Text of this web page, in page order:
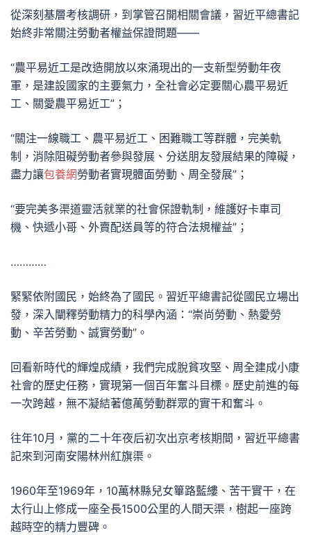
從深刻基層考核調研，到掌管召開相關會議，習近平總書記
始終非常關注勞動者權益保證問題——
“農平易近工是改造開放以來涌現出的一支新型勞動年夜
軍，是建設國家的主要氣力，全社會必定要關心農平易近
工、關愛農平易近工”；
“關注一線職工、農平易近工、困難職工等群體，完美軌
制，消除阻礙勞動者參與發展、分送朋友發展結果的障礙，
盡力讓包養網勞動者實現體面勞動、周全發展”；
“要完美多渠道靈活就業的社會保證軌制，維護好卡車司
機、快遞小哥、外賣配送員等的符合法規權益”；
…………
緊緊依附國民，始終為了國民。習近平總書記從國民立場出
發，深入闡釋勞動精力的科學內涵：“崇尚勞動、熱愛勞
動、辛苦勞動、誠實勞動”。
回看新時代的輝煌成績，我們完成脫貧攻堅、周全建成小康
社會的歷史任務，實現第一個百年奮斗目標。歷史前進的每
一次跨越，無不凝結著億萬勞動群眾的實干和奮斗。
往年10月，黨的二十年夜后初次出京考核期間，習近平總書
記來到河南安陽林州紅旗渠。
1960年至1969年，10萬林縣兒女篳路藍縷、苦干實干，在
太行山上修成一座全長1500公里的人間天渠，樹起一座跨
越時空的精力豐碑。